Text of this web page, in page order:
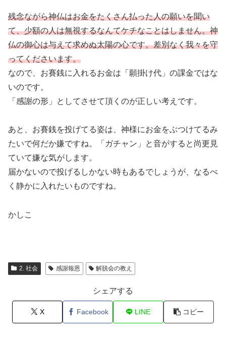
残念ながら神仏はお金をたくさん払った人の願いを聞い
て、少額の人は無視するなんてケチなことはしません。神
仏の御心は与えて求めぬ太陽の心です。差別なく我々を守
ってくださいます。
なので、お賽銭に入れるお金は「願掛け代」の課金ではな
いのです。
「感謝の形」としてさせて頂くのが正しい考えです。
あと、お賽銭を投げてる姿は、神様にお金をぶつけてるみ
たいで何だか嫌ですね。「ガチャン」と音がすると尚更見
ていて嫌な気がします。
届かないので投げるしかない時もあるでしょうが、なるべ
く静かに入れたいものですね。
かしこ
2. 社会 感謝報恩 解脱会の教え
シェアする
X Facebook LINE コピー